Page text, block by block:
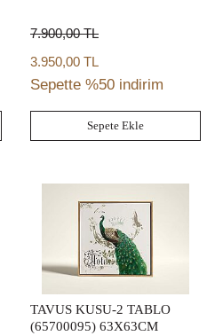
7.900,00TL
3.950,00 TL
Sepette %50 indirim
Sepete Ekle
TAVUS KUSU-2 TABLO
(65700095) 63X63CM